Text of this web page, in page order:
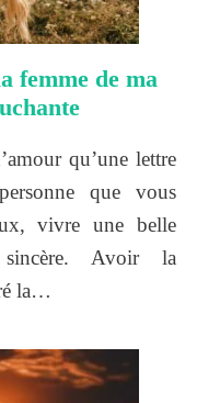
femme de ma
qu’une lettre
que vous
vivre une belle
Avoir la
la…